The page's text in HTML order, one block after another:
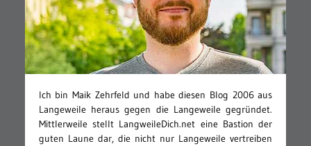
Ich bin Maik Zehrfeld und habe diesen Blog 2006 aus
Langeweile heraus gegen die Langeweile gegründet.
Mittlerweile stellt LangweileDich.net eine Bastion der
guten Laune dar, die nicht nur Langeweile vertreiben